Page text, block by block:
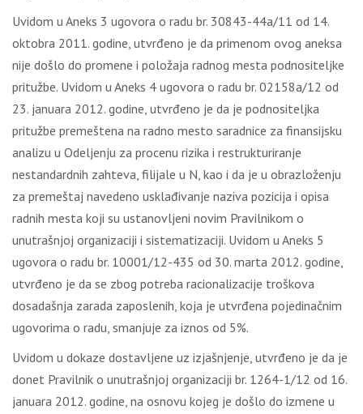
Uvidom u Aneks 3 ugovora o radu br. 30843-44a/11 od 14.
oktobra 2011. godine, utvrđeno je da primenom ovog aneksa
nije došlo do promene i položaja radnog mesta podnositeljke
pritužbe. Uvidom u Aneks 4 ugovora o radu br. 02158a/12 od
23. januara 2012. godine, utvrđeno je da je podnositeljka
pritužbe premeštena na radno mesto saradnice za finansijsku
analizu u Odeljenju za procenu rizika i restrukturiranje
nestandardnih zahteva, filijale u N, kao i da je u obrazloženju
za premeštaj navedeno usklađivanje naziva pozicija i opisa
radnih mesta koji su ustanovljeni novim Pravilnikom o
unutrašnjoj organizaciji i sistematizaciji. Uvidom u Aneks 5
ugovora o radu br. 10001/12-435 od 30. marta 2012. godine,
utvrđeno je da se zbog potreba racionalizacije troškova
dosadašnja zarada zaposlenih, koja je utvrđena pojedinačnim
ugovorima o radu, smanjuje za iznos od 5%.
Uvidom u dokaze dostavljene uz izjašnjenje, utvrđeno je da je
donet Pravilnik o unutrašnjoj organizaciji br. 1264-1/12 od 16.
januara 2012. godine, na osnovu kojeg je došlo do izmene u